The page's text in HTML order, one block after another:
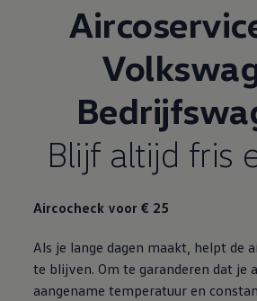
Blijf altijd fris
Aircocheck voor € 25
Als je lange dagen maakt, helpt de
te blijven. Om te garanderen dat je
aangename temperatuur en